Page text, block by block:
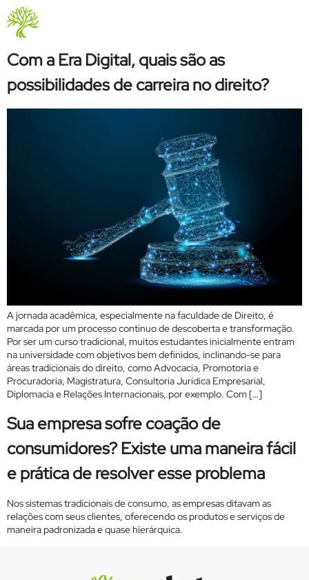
Categoria:
Com a Era Digital, quais são as
possibilidades de carreira no direito?
A jornada acadêmica, especialmente na faculdade de Direito, é
marcada por um processo contínuo de descoberta e transformação.
Por ser um curso tradicional, muitos estudantes inicialmente entram
na universidade com objetivos bem definidos, inclinando-se para
áreas tradicionais do direito, como Advocacia, Promotoria e
Procuradoria, Magistratura, Consultoria Jurídica Empresarial,
Diplomacia e Relações Internacionais, por exemplo. Com […]
Sua empresa sofre coação de
consumidores? Existe uma maneira fácil
e prática de resolver esse problema
Nos sistemas tradicionais de consumo, as empresas ditavam as
relações com seus clientes, oferecendo os produtos e serviços de
maneira padronizada e quase hierárquica.